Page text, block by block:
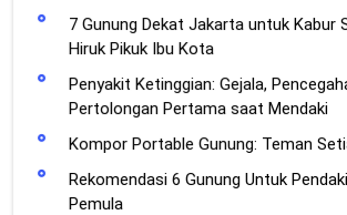
7 Gunung Dekat Jakarta untuk Kabur
Hiruk Pikuk Ibu Kota
Penyakit Ketinggian: Gejala,
Pertolongan Pertama saat Mendaki
Kompor Portable Gunung: Teman
Rekomendasi 6 Gunung Untuk
Pemula